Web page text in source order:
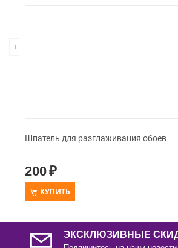
С этим товаром так же покупают
Шпатель для разглаживания обоев
200₽